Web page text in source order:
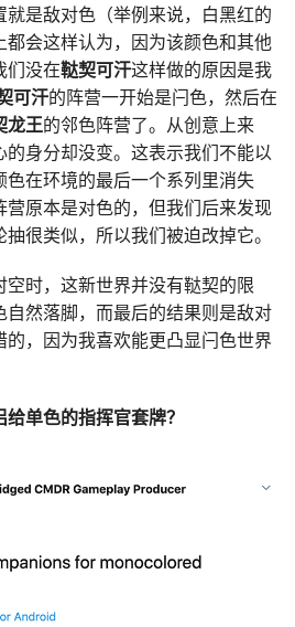
是敌对色（举例来说，白黑红的
都会这样认为，因为该颜色和其他
们没在鞑契可汗这样做的原因是我
可汗的阵营一开始是闩色，然后在
龙王的邻色阵营了。从创意上来
身分却没变。这表示我们不能以
在环境的最后一个系列里消失
营原本是对色的，但我们后来发现
很类似，所以我们被迫改掉它。
时，这新世界并没有鞑契的限
然落脚，而最后的结果则是敌对
，因为我喜欢能更凸显闩色世界
单色的指挥官套牌？